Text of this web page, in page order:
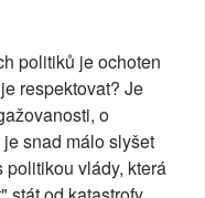
politiků je ochoten
respektovat? Je
o
snad málo slyšet
vlády, která